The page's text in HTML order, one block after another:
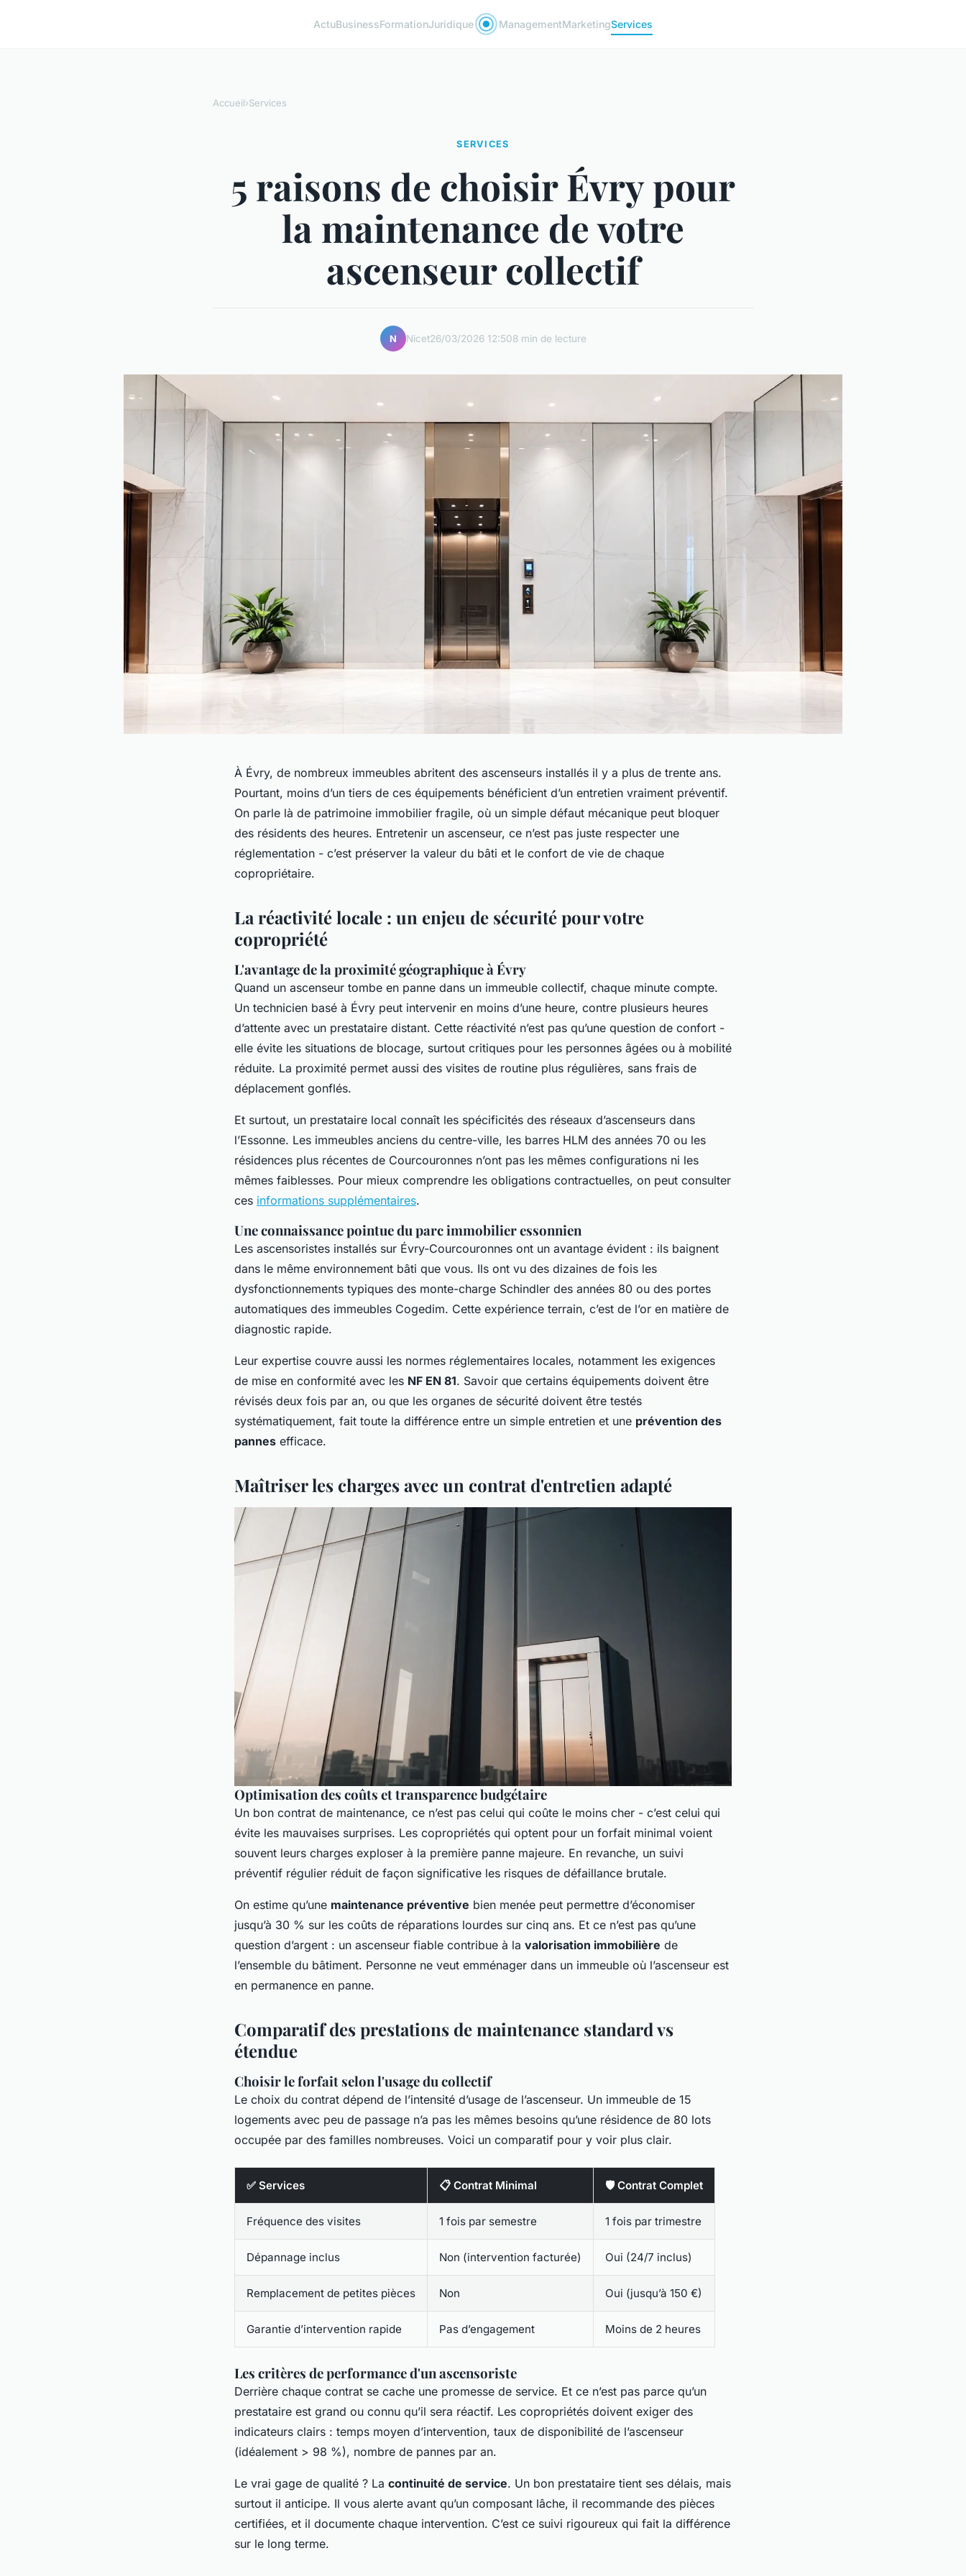
ActuBusinessFormationJuridique ManagementMarketingServices
Accueil›Services
SERVICES
5 raisons de choisir Évry pour
la maintenance de votre
ascenseur collectif
N Nicet26/03/2026 12:508 min de lecture
À Évry, de nombreux immeubles abritent des ascenseurs installés il y a plus de trente ans.
Pourtant, moins d’un tiers de ces équipements bénéficient d’un entretien vraiment préventif.
On parle là de patrimoine immobilier fragile, où un simple défaut mécanique peut bloquer
des résidents des heures. Entretenir un ascenseur, ce n’est pas juste respecter une
réglementation - c’est préserver la valeur du bâti et le confort de vie de chaque
copropriétaire.
La réactivité locale : un enjeu de sécurité pour votre
copropriété
L'avantage de la proximité géographique à Évry
Quand un ascenseur tombe en panne dans un immeuble collectif, chaque minute compte.
Un technicien basé à Évry peut intervenir en moins d’une heure, contre plusieurs heures
d’attente avec un prestataire distant. Cette réactivité n’est pas qu’une question de confort -
elle évite les situations de blocage, surtout critiques pour les personnes âgées ou à mobilité
réduite. La proximité permet aussi des visites de routine plus régulières, sans frais de
déplacement gonflés.
Et surtout, un prestataire local connaît les spécificités des réseaux d’ascenseurs dans
l’Essonne. Les immeubles anciens du centre-ville, les barres HLM des années 70 ou les
résidences plus récentes de Courcouronnes n’ont pas les mêmes configurations ni les
mêmes faiblesses. Pour mieux comprendre les obligations contractuelles, on peut consulter
ces informations supplémentaires.
Une connaissance pointue du parc immobilier essonnien
Les ascensoristes installés sur Évry-Courcouronnes ont un avantage évident : ils baignent
dans le même environnement bâti que vous. Ils ont vu des dizaines de fois les
dysfonctionnements typiques des monte-charge Schindler des années 80 ou des portes
automatiques des immeubles Cogedim. Cette expérience terrain, c’est de l’or en matière de
diagnostic rapide.
Leur expertise couvre aussi les normes réglementaires locales, notamment les exigences
de mise en conformité avec les NF EN 81. Savoir que certains équipements doivent être
révisés deux fois par an, ou que les organes de sécurité doivent être testés
systématiquement, fait toute la différence entre un simple entretien et une prévention des
pannes efficace.
Maîtriser les charges avec un contrat d'entretien adapté
Optimisation des coûts et transparence budgétaire
Un bon contrat de maintenance, ce n’est pas celui qui coûte le moins cher - c’est celui qui
évite les mauvaises surprises. Les copropriétés qui optent pour un forfait minimal voient
souvent leurs charges exploser à la première panne majeure. En revanche, un suivi
préventif régulier réduit de façon significative les risques de défaillance brutale.
On estime qu’une maintenance préventive bien menée peut permettre d’économiser
jusqu’à 30 % sur les coûts de réparations lourdes sur cinq ans. Et ce n’est pas qu’une
question d’argent : un ascenseur fiable contribue à la valorisation immobilière de
l’ensemble du bâtiment. Personne ne veut emménager dans un immeuble où l’ascenseur est
en permanence en panne.
Comparatif des prestations de maintenance standard vs
étendue
Choisir le forfait selon l'usage du collectif
Le choix du contrat dépend de l’intensité d’usage de l’ascenseur. Un immeuble de 15
logements avec peu de passage n’a pas les mêmes besoins qu’une résidence de 80 lots
occupée par des familles nombreuses. Voici un comparatif pour y voir plus clair.
✅ Services 📋 Contrat Minimal 🛡️ Contrat Complet
Fréquence des visites 1 fois par semestre 1 fois par trimestre
Dépannage inclus Non (intervention facturée) Oui (24/7 inclus)
Remplacement de petites pièces Non Oui (jusqu’à 150 €)
Garantie d’intervention rapide Pas d’engagement Moins de 2 heures
Les critères de performance d'un ascensoriste
Derrière chaque contrat se cache une promesse de service. Et ce n’est pas parce qu’un
prestataire est grand ou connu qu’il sera réactif. Les copropriétés doivent exiger des
indicateurs clairs : temps moyen d’intervention, taux de disponibilité de l’ascenseur
(idéalement > 98 %), nombre de pannes par an.
Le vrai gage de qualité ? La continuité de service. Un bon prestataire tient ses délais, mais
surtout il anticipe. Il vous alerte avant qu’un composant lâche, il recommande des pièces
certifiées, et il documente chaque intervention. C’est ce suivi rigoureux qui fait la différence
sur le long terme.